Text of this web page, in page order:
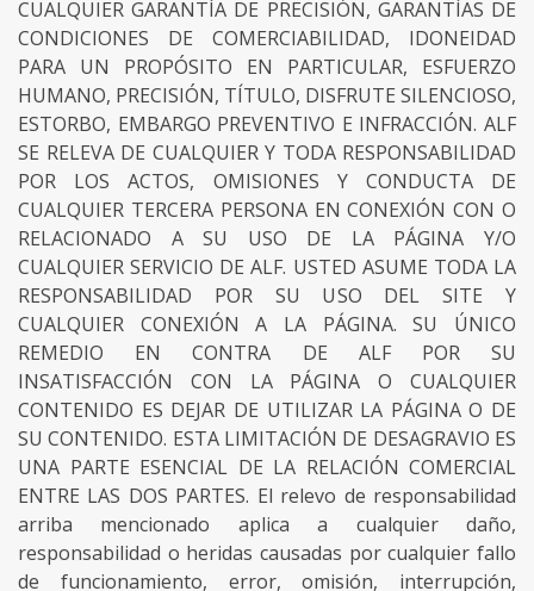
CUALQUIER GARANTÍA DE PRECISIÓN, GARANTÍAS DE
CONDICIONES DE COMERCIABILIDAD, IDONEIDAD
PARA UN PROPÓSITO EN PARTICULAR, ESFUERZO
HUMANO, PRECISIÓN, TÍTULO, DISFRUTE SILENCIOSO,
ESTORBO, EMBARGO PREVENTIVO E INFRACCIÓN. ALF
SE RELEVA DE CUALQUIER Y TODA RESPONSABILIDAD
POR LOS ACTOS, OMISIONES Y CONDUCTA DE
CUALQUIER TERCERA PERSONA EN CONEXIÓN CON O
RELACIONADO A SU USO DE LA PÁGINA Y/O
CUALQUIER SERVICIO DE ALF. USTED ASUME TODA LA
RESPONSABILIDAD POR SU USO DEL SITE Y
CUALQUIER CONEXIÓN A LA PÁGINA. SU ÚNICO
REMEDIO EN CONTRA DE ALF POR SU
INSATISFACCIÓN CON LA PÁGINA O CUALQUIER
CONTENIDO ES DEJAR DE UTILIZAR LA PÁGINA O DE
SU CONTENIDO. ESTA LIMITACIÓN DE DESAGRAVIO ES
UNA PARTE ESENCIAL DE LA RELACIÓN COMERCIAL
ENTRE LAS DOS PARTES. El relevo de responsabilidad
arriba mencionado aplica a cualquier daño,
responsabilidad o heridas causadas por cualquier fallo
de funcionamiento, error, omisión, interrupción,